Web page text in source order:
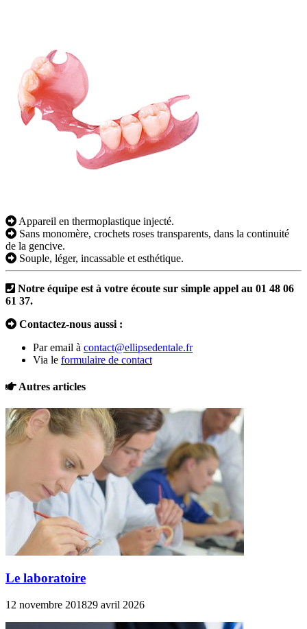
Appareil en thermoplastique injecté.
Sans monomère, crochets roses transparents, dans la continuité
de la gencive.
Souple, léger, incassable et esthétique.
Notre équipe est à votre écoute sur simple appel au 01 48 06
61 37.
Contactez-nous aussi :
Par email à contact@ellipsedentale.fr
Via le formulaire de contact
Autres articles
Le laboratoire
12 novembre 201829 avril 2026